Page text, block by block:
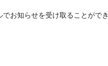
お知らせを受け取ることができ